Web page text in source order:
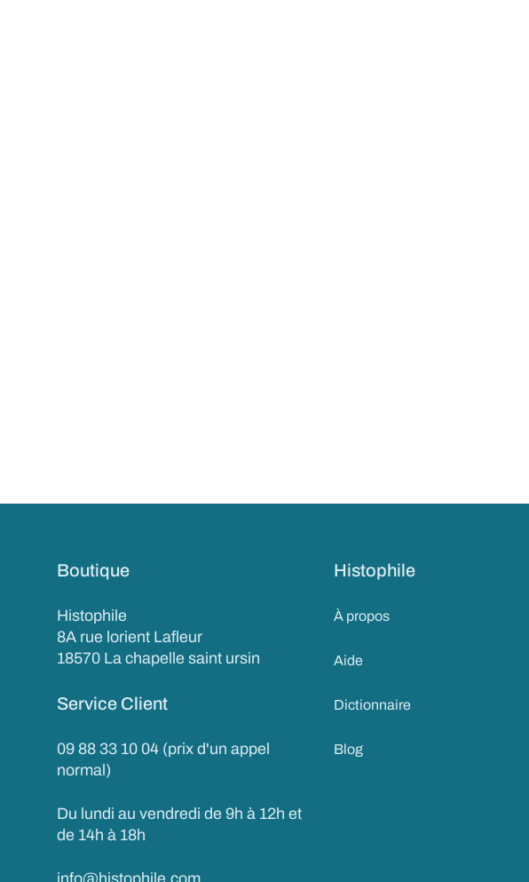
Boutique
Histophile
8A rue lorient Lafleur
18570 La chapelle saint ursin
Service Client
09 88 33 10 04 (prix d'un appel
normal)
Du lundi au vendredi de 9h à 12h et
de 14h à 18h
Histophile
À propos
Aide
Dictionnaire
Blog